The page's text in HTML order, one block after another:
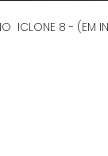
ICLONE 8 - (EM